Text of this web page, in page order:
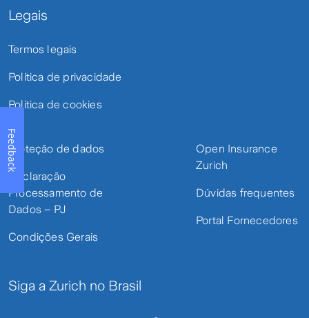
Legais
Termos legais
Política de privacidade
Política de cookies
Proteção de dados
Declaração
Processamento de
Dados – PJ
Condições Gerais
Open Insurance
Zurich
Dúvidas frequentes
Portal Fornecedores
Siga a Zurich no Brasil
Feedback